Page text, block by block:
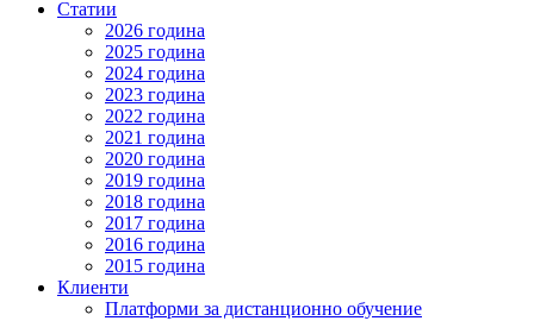
Статии
2026 година
2025 година
2024 година
2023 година
2022 година
2021 година
2020 година
2019 година
2018 година
2017 година
2016 година
2015 година
Клиенти
Платформи за дистанционно обучение